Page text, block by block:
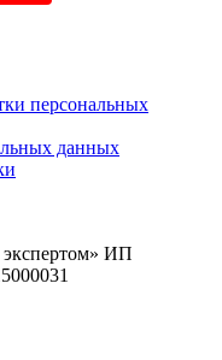
персональных
данных
ИП